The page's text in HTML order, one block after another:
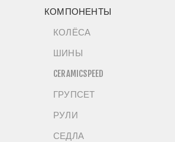
КОМПОНЕНТЫ
КОЛЁСА
ШИНЫ
CERAMICSPEED
ГРУПСЕТ
РУЛИ
СЕДЛА